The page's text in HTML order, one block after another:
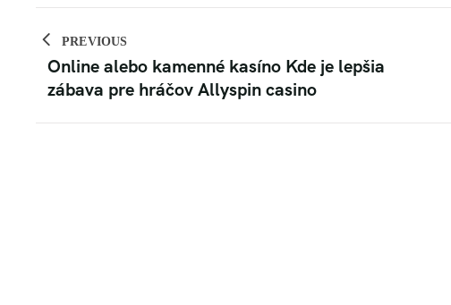
PREVIOUS
Online alebo kamenné kasíno Kde je lepšia
zábava pre hráčov Allyspin casino